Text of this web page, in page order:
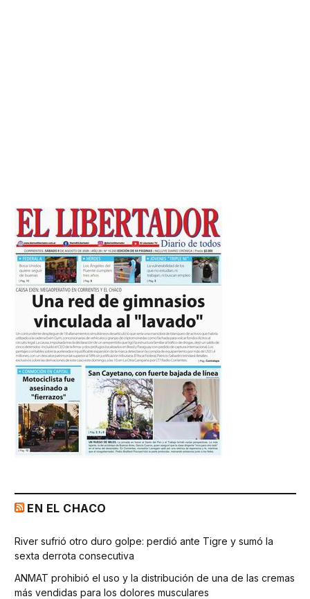
EN EL CHACO
River sufrió otro duro golpe: perdió ante Tigre y sumó la
sexta derrota consecutiva
ANMAT prohibió el uso y la distribución de una de las cremas
más vendidas para los dolores musculares